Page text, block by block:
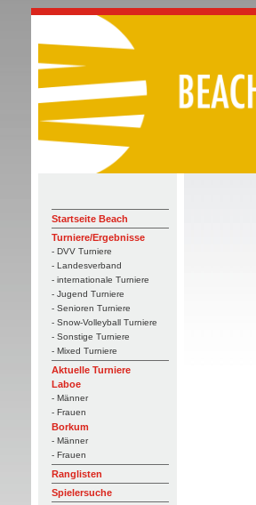
Startseite Beach
Turniere/Ergebnisse
- DVV Turniere
- Landesverband
- internationale Turniere
- Jugend Turniere
- Senioren Turniere
- Snow-Volleyball Turniere
- Sonstige Turniere
- Mixed Turniere
Aktuelle Turniere
Laboe
- Männer
- Frauen
Borkum
- Männer
- Frauen
Ranglisten
Spielersuche